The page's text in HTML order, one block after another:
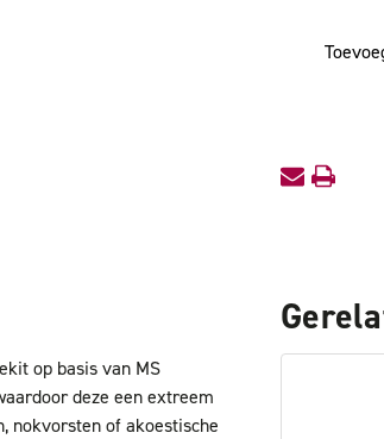
High
Tack
op basis van MS
deze een extreem
nokvorsten of akoestische